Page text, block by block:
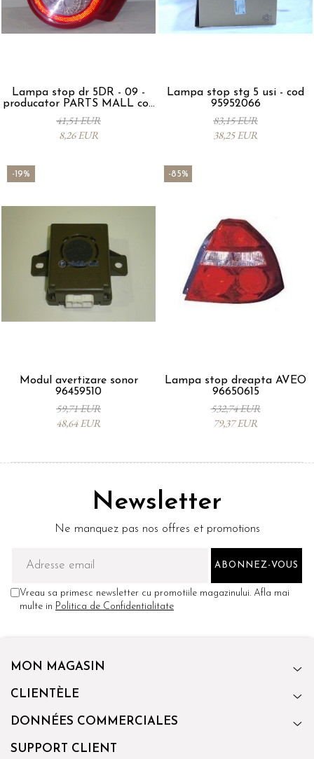
Lampa stop dr 5DR - 09 -
producator PARTS MALL cod
96650805
41,51 EUR
8,26 EUR
Lampa stop stg 5 usi - cod
95952066
83,15 EUR
38,25 EUR
-19%
Modul avertizare sonor
96459510
59,71 EUR
48,64 EUR
-85%
Lampa stop dreapta AVEO
96650615
532,74 EUR
79,37 EUR
Newsletter
Ne manquez pas nos offres et promotions
Vreau sa primesc newsletter cu promotiile magazinului. Afla mai
multe in Politica de Confidentialitate
MON MAGASIN
CLIENTÈLE
DONNÉES COMMERCIALES
SUPPORT CLIENT